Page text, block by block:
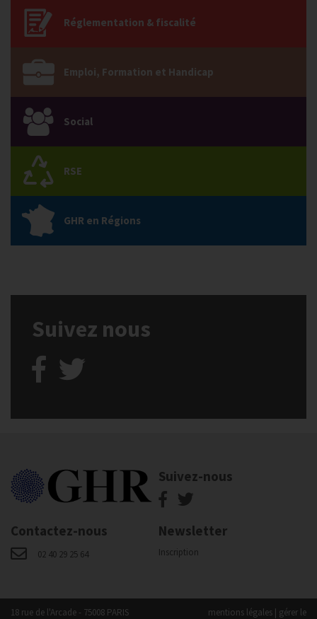
Réglementation & fiscalité
Emploi, Formation et Handicap
Social
RSE
GHR en Régions
Suivez nous
Suivez-nous
Contactez-nous
02 40 29 25 64
Newsletter
Inscription
18 rue de l'Arcade - 75008 PARIS mentions légales | gérer le